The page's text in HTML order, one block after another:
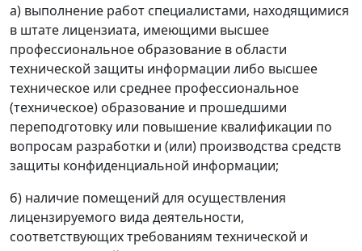
а) выполнение работ специалистами, находящимися
в штате лицензиата, имеющими высшее
профессиональное образование в области
технической защиты информации либо высшее
техническое или среднее профессиональное
(техническое) образование и прошедшими
переподготовку или повышение квалификации по
вопросам разработки и (или) производства средств
защиты конфиденциальной информации;
б) наличие помещений для осуществления
лицензируемого вида деятельности,
соответствующих требованиям технической и